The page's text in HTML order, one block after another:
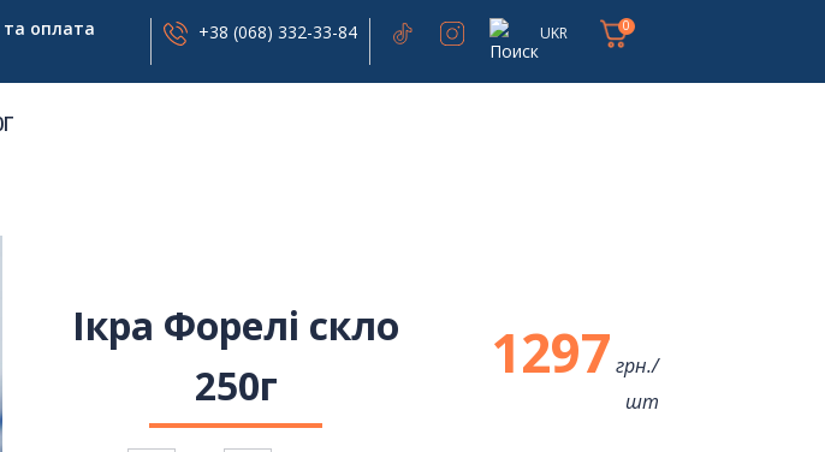
оплата +38 (068) 332-33-84 UKR 0
Ікра Форелі скло
250г
1297 грн./
шт